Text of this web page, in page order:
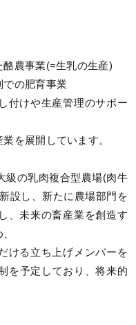
酪農事業(=生乳の生産)
での肥育事業
付けや生産管理のサポー
を展開しています。
級の乳肉複合型農場(肉牛
設し、新たに農場部門を
、未来の畜産業を創造す
ける立ち上げメンバーを
を予定しており、将来的